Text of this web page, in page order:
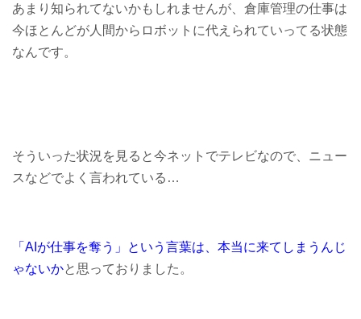
あまり知られてないかもしれませんが、倉庫管理の仕事は
今ほとんどが人間からロボットに代えられていってる状態
なんです。
そういった状況を見ると今ネットでテレビなので、ニュー
スなどでよく言われている…
「AIが仕事を奪う」という言葉は、本当に来てしまうんじ
ゃないかと思っておりました。